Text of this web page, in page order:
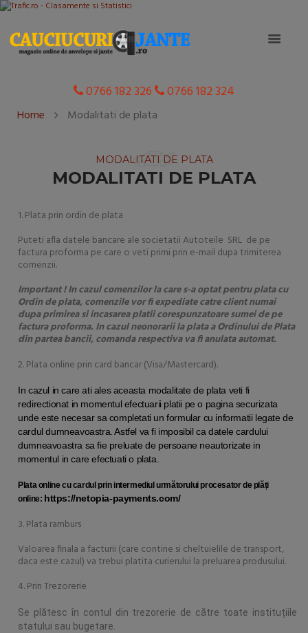
0766 182 326 0766 182 324
Home Modalitati de plata
MODALITATI DE PLATA
MODALITATI DE PLATA
1. Plata prin ordin de plata
Puteti afla datele bancare ale societatii Autoteile SRL de pe
factura proforma pe care o veti primi prin e-mail dupa trimiterea
comenzii.
Important !In cazul comenzilor la care s-a optat pentru plata cu
Ordin de plata, comenzile vor fi expediate catre client numai
dupa primirea si incasarea platii corespunzatoare sumei de pe
factura proforma. In cazul neonorarii la plata a Ordinului de Plata
din partea bancii, comanda respectiva va fi anulata automat.
2. Plata online prin card bancar (Visa/Mastercard).
In cazul in care ati ales aceasta modalitate de plata veti fi
redirectionat in momentul efectuarii platii pe o pagina securizata
unde este necesar sa completati un formular cu informatii legate de
cardul dumneavoastra. Astfel va fi imposibil ca datele cardului
dumneavoastra sa fie preluate de persoane neautorizate in
momentul in care efectuati o plata.
Plata online cu cardul prin intermediul următorului procesator de plăți
online: https://netopia-payments.com/
3. Plata ramburs
Valoarea finala a facturii (care contine si cheltuielile de transport,
daca este cazul) va trebui platita curierului la preluarea produsului.
4. Prin Trezorerie
Se plătesc în contul din trezorerie de către toate instituțiile
statului sau bugetare.